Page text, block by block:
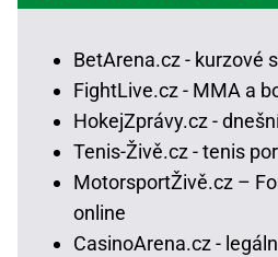
BetArena.cz - kurzové
FightLive.cz - MMA a
HokejZprávy.cz -
Tenis-Živě.cz - tenis
MotorsportŽivě.cz –
online
CasinoArena.cz -